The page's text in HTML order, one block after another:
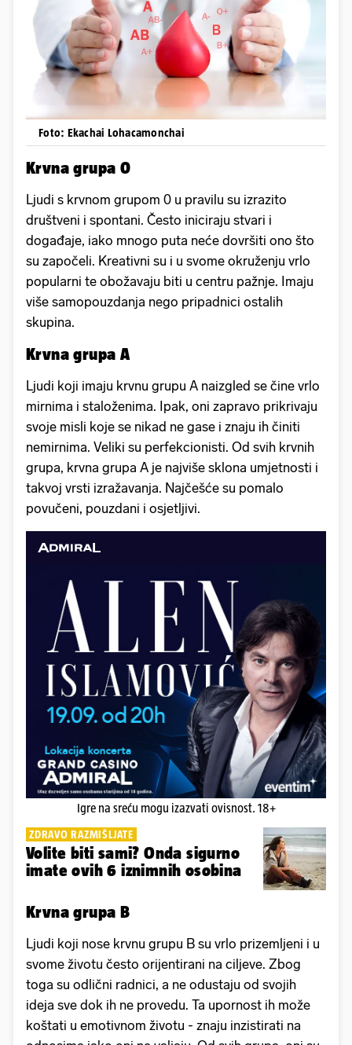
Foto: Ekachai Lohacamonchai
Krvna grupa 0
Ljudi s krvnom grupom 0 u pravilu su izrazito
društveni i spontani. Često iniciraju stvari i
događaje, iako mnogo puta neće dovršiti ono što
su započeli. Kreativni su i u svome okruženju vrlo
popularni te obožavaju biti u centru pažnje. Imaju
više samopouzdanja nego pripadnici ostalih
skupina.
Krvna grupa A
Ljudi koji imaju krvnu grupu A naizgled se čine vrlo
mirnima i staloženima. Ipak, oni zapravo prikrivaju
svoje misli koje se nikad ne gase i znaju ih činiti
nemirnima. Veliki su perfekcionisti. Od svih krvnih
grupa, krvna grupa A je najviše sklona umjetnosti i
takvoj vrsti izražavanja. Najčešće su pomalo
povučeni, pouzdani i osjetljivi.
Igre na sreću mogu izazvati ovisnost. 18+
ZDRAVO RAZMIŠLJATE
Volite biti sami? Onda sigurno
imate ovih 6 iznimnih osobina
Krvna grupa B
Ljudi koji nose krvnu grupu B su vrlo prizemljeni i u
svome životu često orijentirani na ciljeve. Zbog
toga su odlični radnici, a ne odustaju od svojih
ideja sve dok ih ne provedu. Ta upornost ih može
koštati u emotivnom životu - znaju inzistirati na